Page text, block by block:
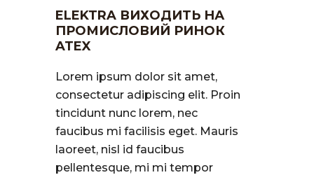
ELEKTRA ВИХОДИТЬ НА
ПРОМИСЛОВИЙ РИНОК
ATEX
Lorem ipsum dolor sit amet,
consectetur adipiscing elit. Proin
tincidunt nunc lorem, nec
faucibus mi facilisis eget. Mauris
laoreet, nisl id faucibus
pellentesque, mi mi tempor